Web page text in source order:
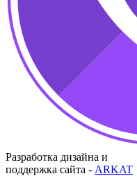
Разработка дизайна и
поддержка сайта - ARKAT